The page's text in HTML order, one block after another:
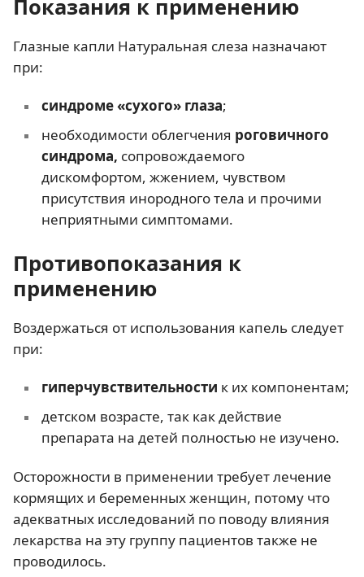
Показания к применению
Глазные капли Натуральная слеза назначают
при:
синдроме «сухого» глаза;
необходимости облегчения роговичного
синдрома, сопровождаемого
дискомфортом, жжением, чувством
присутствия инородного тела и прочими
неприятными симптомами.
Противопоказания к
применению
Воздержаться от использования капель следует
при:
гиперчувствительности к их компонентам;
детском возрасте, так как действие
препарата на детей полностью не изучено.
Осторожности в применении требует лечение
кормящих и беременных женщин, потому что
адекватных исследований по поводу влияния
лекарства на эту группу пациентов также не
проводилось.